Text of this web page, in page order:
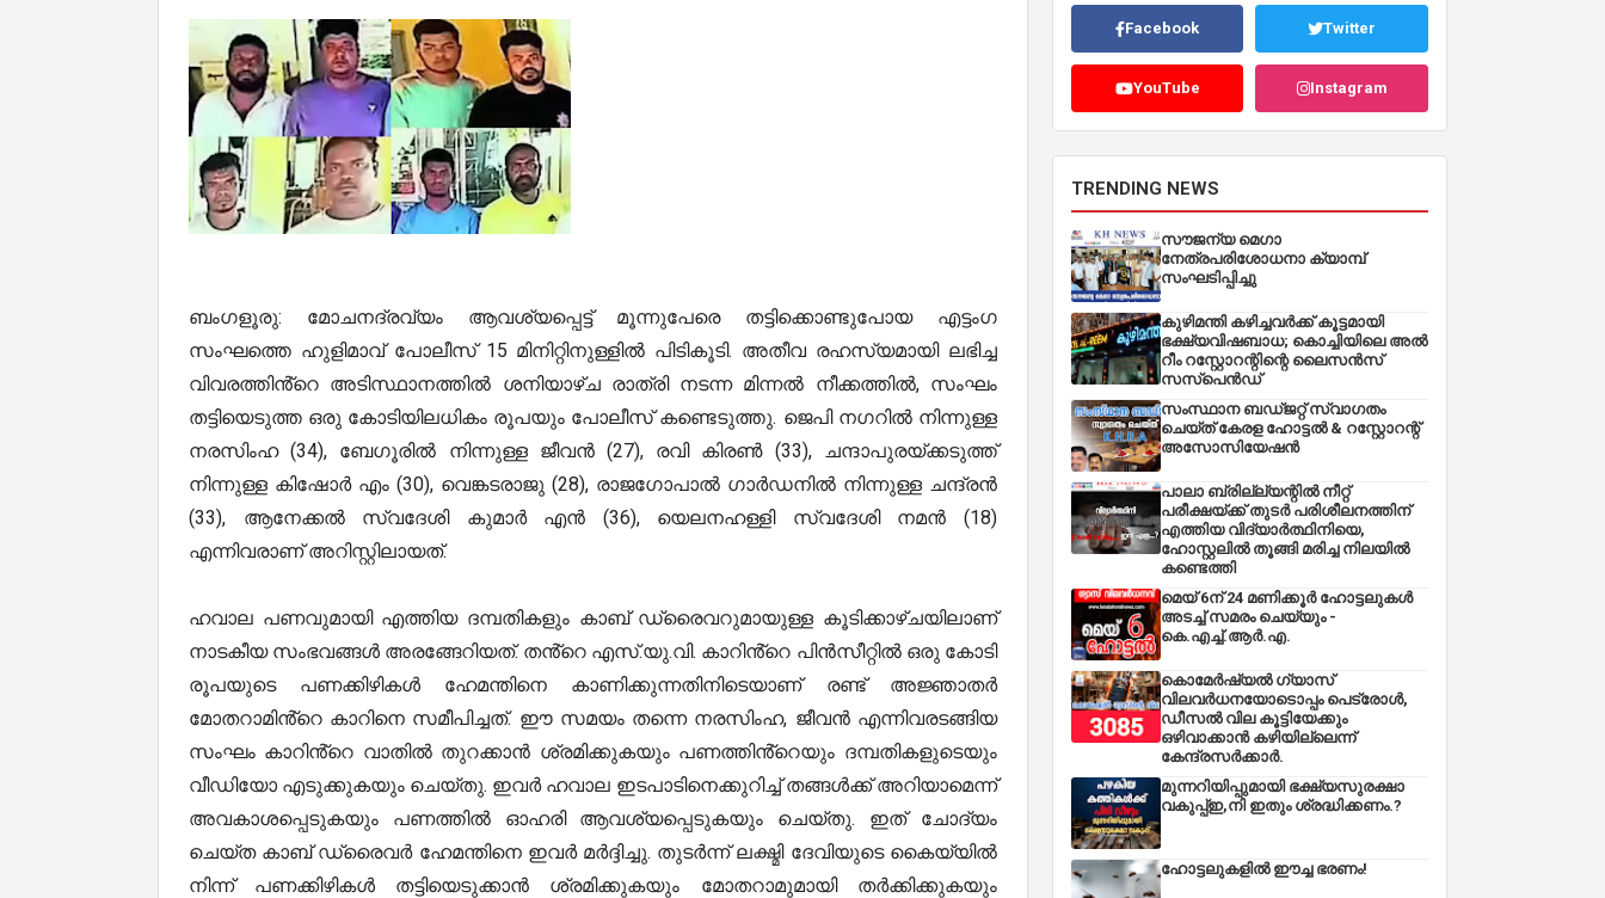
ബംഗളൂരു: മോചനദ്രവ്യം ആവശ്യപ്പെട്ട് മൂന്നുപേരെ തട്ടിക്കൊണ്ടുപോയ എട്ടംഗ
സംഘത്തെ ഹുളിമാവ് പോലീസ് 15 മിനിറ്റിനുള്ളിൽ പിടികൂടി. അതീവ രഹസ്യമായി ലഭിച്ച
വിവരത്തിൻ്റെ അടിസ്ഥാനത്തിൽ ശനിയാഴ്ച രാത്രി നടന്ന മിന്നൽ നീക്കത്തിൽ, സംഘം
തട്ടിയെടുത്ത ഒരു കോടിയിലധികം രൂപയും പോലീസ് കണ്ടെടുത്തു. ജെപി നഗറിൽ നിന്നുള്ള
നരസിംഹ (34), ബേഗൂരിൽ നിന്നുള്ള ജീവൻ (27), രവി കിരൺ (33), ചന്ദാപുരയ്ക്കടുത്ത്
നിന്നുള്ള കിഷോർ എം (30), വെങ്കടരാജു (28), രാജഗോപാൽ ഗാർഡനിൽ നിന്നുള്ള ചന്ദ്രൻ
(33), ആനേക്കൽ സ്വദേശി കുമാർ എൻ (36), യെലനഹള്ളി സ്വദേശി നമൻ (18)
എന്നിവരാണ് അറിസ്റ്റിലായത്.
ഹവാല പണവുമായി എത്തിയ ദമ്പതികളും കാബ് ഡ്രൈവറുമായുള്ള കൂടിക്കാഴ്ചയിലാണ്
നാടകീയ സംഭവങ്ങൾ അരങ്ങേറിയത്. തൻ്റെ എസ്.യു.വി. കാറിൻ്റെ പിൻസീറ്റിൽ ഒരു കോടി
രൂപയുടെ പണക്കിഴികൾ ഹേമന്തിനെ കാണിക്കുന്നതിനിടെയാണ് രണ്ട് അജ്ഞാതർ
മോതറാമിൻ്റെ കാറിനെ സമീപിച്ചത്. ഈ സമയം തന്നെ നരസിംഹ, ജീവൻ എന്നിവരടങ്ങിയ
സംഘം കാറിൻ്റെ വാതിൽ തുറക്കാൻ ശ്രമിക്കുകയും പണത്തിൻ്റെയും ദമ്പതികളുടെയും
വീഡിയോ എടുക്കുകയും ചെയ്തു. ഇവർ ഹവാല ഇടപാടിനെക്കുറിച്ച് തങ്ങൾക്ക് അറിയാമെന്ന്
അവകാശപ്പെടുകയും പണത്തിൽ ഓഹരി ആവശ്യപ്പെടുകയും ചെയ്തു. ഇത് ചോദ്യം
ചെയ്ത കാബ് ഡ്രൈവർ ഹേമന്തിനെ ഇവർ മർദ്ദിച്ചു. തുടർന്ന് ലക്ഷ്മി ദേവിയുടെ കൈയ്യിൽ
നിന്ന് പണക്കിഴികൾ തട്ടിയെടുക്കാൻ ശ്രമിക്കുകയും മോതറാമുമായി തർക്കിക്കുകയും
Facebook Twitter
YouTube Instagram
TRENDING NEWS
സൗജന്യ മെഗാ
നേത്രപരിശോധനാ ക്യാമ്പ്
സംഘടിപ്പിച്ചു
കുഴിമന്തി കഴിച്ചവർക്ക് കൂട്ടമായി
ഭക്ഷ്യവിഷബാധ; കൊച്ചിയിലെ അൽ
റീം റസ്റ്റോറന്റിന്റെ ലൈസൻസ്
സസ്പെൻഡ്
സംസ്ഥാന ബഡ്‌ജറ്റ് സ്വാഗതം
ചെയ്ത് കേരള ഹോട്ടൽ & റസ്റ്റോറന്റ്
അസോസിയേഷൻ
പാലാ ബ്രില്ല്യന്റിൽ നീറ്റ്
പരീക്ഷയ്ക്ക് തുടർ പരിശീലനത്തിന്
എത്തിയ വിദ്യാർത്ഥിനിയെ,
ഹോസ്റ്റലിൽ തൂങ്ങി മരിച്ച നിലയിൽ
കണ്ടെത്തി
മെയ് 6ന് 24 മണിക്കൂർ ഹോട്ടലുകൾ
അടച്ച് സമരം ചെയ്യും -
കെ.എച്ച്.ആർ.എ.
കൊമേർഷ്യൽ ഗ്യാസ്
വിലവർധനയോടൊപ്പം പെട്രോൾ,
ഡീസല്‍ വില കൂട്ടിയേക്കും
ഒഴിവാക്കാന്‍ കഴിയില്ലെന്ന്
കേന്ദ്രസര്‍ക്കാര്‍.
മുന്നറിയിപ്പുമായി ഭക്ഷ്യസുരക്ഷാ
വകുപ്പ്ഇ,നി ഇതും ശ്രദ്ധിക്കണം.?
ഹോട്ടലുകളിൽ ഈച്ച ഭരണം!